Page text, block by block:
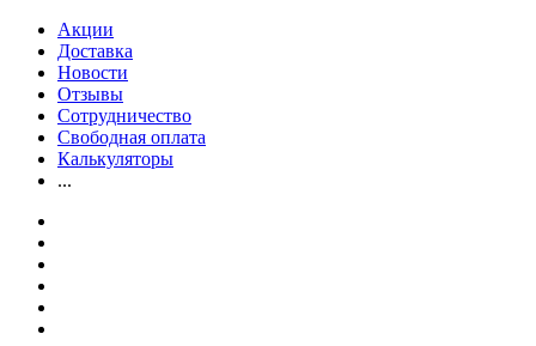
Акции
Доставка
Новости
Отзывы
Сотрудничество
Свободная оплата
Калькуляторы
...